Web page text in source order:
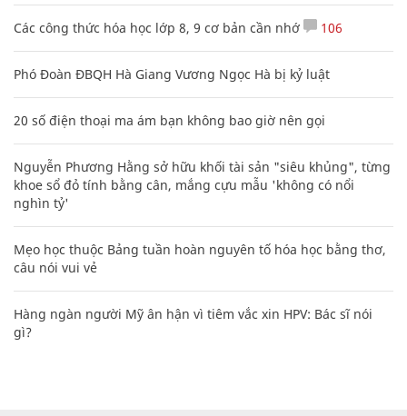
Các công thức hóa học lớp 8, 9 cơ bản cần nhớ 106
Phó Đoàn ĐBQH Hà Giang Vương Ngọc Hà bị kỷ luật
20 số điện thoại ma ám bạn không bao giờ nên gọi
Nguyễn Phương Hằng sở hữu khối tài sản "siêu khủng", từng
khoe sổ đỏ tính bằng cân, mắng cựu mẫu 'không có nổi
nghìn tỷ'
Mẹo học thuộc Bảng tuần hoàn nguyên tố hóa học bằng thơ,
câu nói vui vẻ
Hàng ngàn người Mỹ ân hận vì tiêm vắc xin HPV: Bác sĩ nói
gì?